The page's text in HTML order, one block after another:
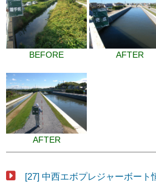
BEFORE AFTER
AFTER
[27] 中西エボプレジャーボート